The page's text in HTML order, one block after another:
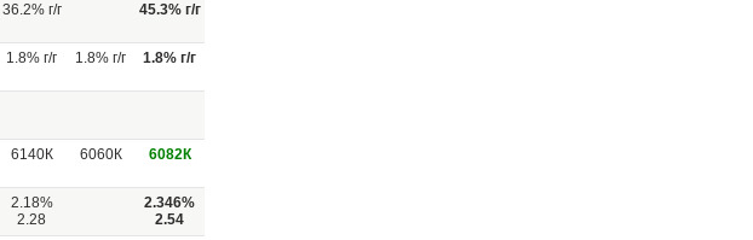
36.2% г/г 45.3% г/г
1.8% г/г 1.8% г/г 1.8% г/г
6140К 6060К 6082К
2.18%
2.28
2.346%
2.54